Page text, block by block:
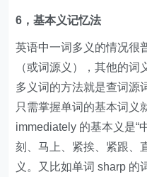
6，基本义记忆法
英语中一词多义的情况很
（或词源义），其他的
多义词的方法就是查词源
只需掌握单词的基本词义
immediately 的基本义是“
刻、马上、紧挨、紧跟、
义。又比如单词 sharp 的